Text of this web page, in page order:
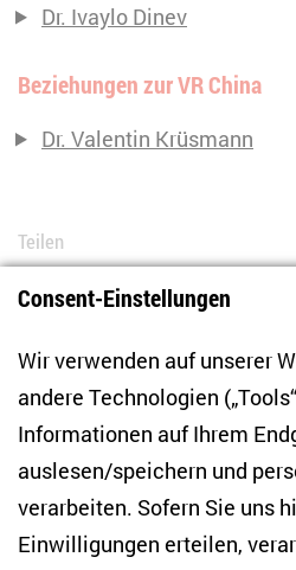
Dr. Ivaylo Dinev
Beziehungen zur VR China
Dr. Valentin Krüsmann
Teilen
BlueskyLinkedInFacebook
Zentrum für Osteuropa-
Studien
Anton-Wilhelm-Amo-Str. 60
Consent-Einstellungen
Wir verwenden auf unserer
andere Technologien
Informationen auf Ihrem
auslesen/speichern und
verarbeiten. Sofern Sie uns
Einwilligungen erteilen,